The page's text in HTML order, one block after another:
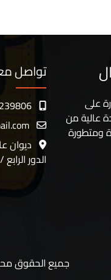
على
عالية من
ومتطورة
تواصل
ديوان
الدور
جميع الحقوق